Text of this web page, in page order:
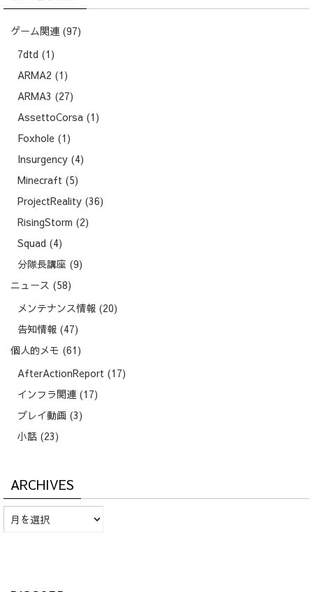
ゲーム関連 (97)
7dtd (1)
ARMA2 (1)
ARMA3 (27)
AssettoCorsa (1)
Foxhole (1)
Insurgency (4)
Minecraft (5)
ProjectReality (36)
RisingStorm (2)
Squad (4)
分隊長講座 (9)
ニュース (58)
メンテナンス情報 (20)
告知情報 (47)
個人的メモ (61)
AfterActionReport (17)
インフラ関連 (17)
プレイ動画 (3)
小話 (23)
ARCHIVES
Archives